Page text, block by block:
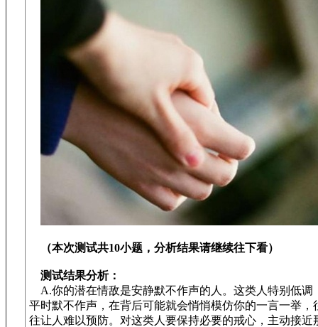
（本次测试共10小题，分析结果请继续往下看）
测试结果分析：
A.你的潜在情敌是安静默不作声的人。这类人特别低调
平时默不作声，在背后可能就会悄悄模仿你的一言一举，
往让人难以预防。对这类人要保持必要的戒心，主动接近